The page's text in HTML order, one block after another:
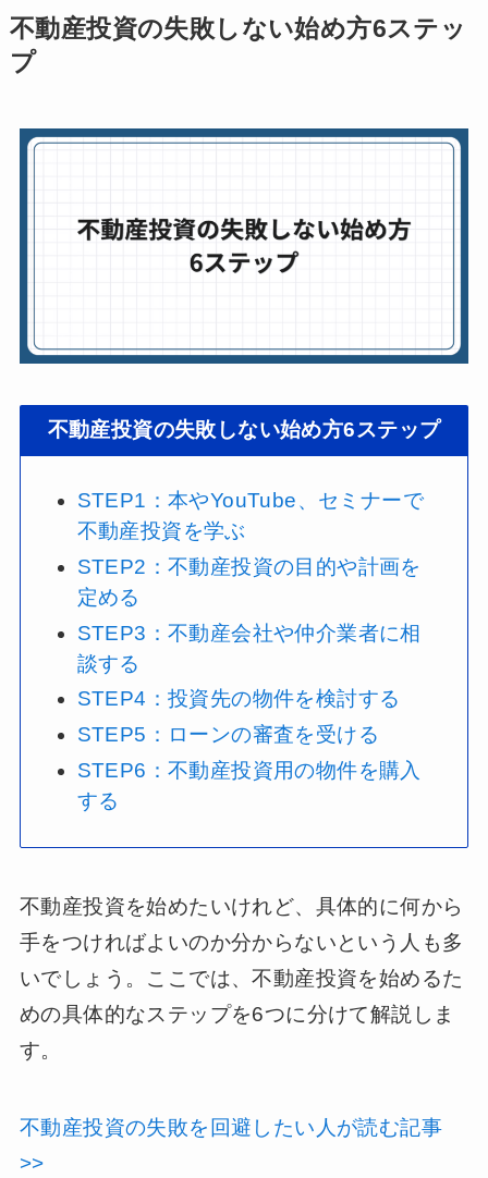
不動産投資の失敗しない始め方6ステッ
プ
不動産投資の失敗しない始め方6ステップ
STEP1：本やYouTube、セミナーで
不動産投資を学ぶ
STEP2：不動産投資の目的や計画を
定める
STEP3：不動産会社や仲介業者に相
談する
STEP4：投資先の物件を検討する
STEP5：ローンの審査を受ける
STEP6：不動産投資用の物件を購入
する
不動産投資を始めたいけれど、具体的に何から
手をつければよいのか分からないという人も多
いでしょう。ここでは、不動産投資を始めるた
めの具体的なステップを6つに分けて解説しま
す。
不動産投資の失敗を回避したい人が読む記事
>>